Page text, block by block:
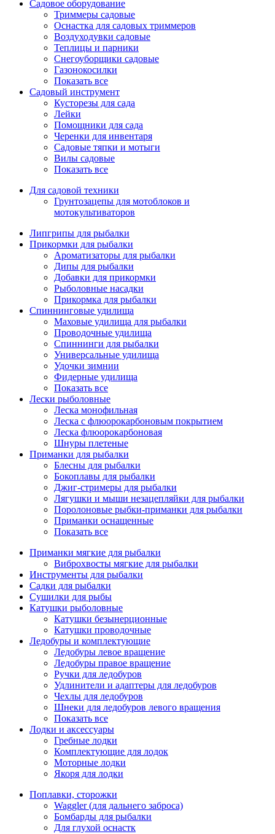
Садовое оборудование
Триммеры садовые
Оснастка для садовых триммеров
Воздуходувки садовые
Теплицы и парники
Снегоуборщики садовые
Газонокосилки
Показать все
Садовый инструмент
Кусторезы для сада
Лейки
Помощники для сада
Черенки для инвентаря
Садовые тяпки и мотыги
Вилы садовые
Показать все
Для садовой техники
Грунтозацепы для мотоблоков и
мотокультиваторов
Липгрипы для рыбалки
Прикормки для рыбалки
Ароматизаторы для рыбалки
Дипы для рыбалки
Добавки для прикормки
Рыболовные насадки
Прикормка для рыбалки
Спиннинговые удилища
Маховые удилища для рыбалки
Проводочные удилища
Спиннинги для рыбалки
Универсальные удилища
Удочки зимнии
Фидерные удилища
Показать все
Лески рыболовные
Леска монофильная
Леска с флюорокарбоновым покрытием
Леска флюорокарбоновая
Шнуры плетеные
Приманки для рыбалки
Блесны для рыбалки
Бокоплавы для рыбалки
Джиг-стримеры для рыбалки
Лягушки и мыши незацепляйки для рыбалки
Поролоновые рыбки-приманки для рыбалки
Приманки оснащенные
Показать все
Приманки мягкие для рыбалки
Виброхвосты мягкие для рыбалки
Инструменты для рыбалки
Садки для рыбалки
Сушилки для рыбы
Катушки рыболовные
Катушки безынерционные
Катушки проводочные
Ледобуры и комплектующие
Ледобуры левое вращение
Ледобуры правое вращение
Ручки для ледобуров
Удлинители и адаптеры для ледобуров
Чехлы для ледобуров
Шнеки для ледобуров левого вращения
Показать все
Лодки и аксессуары
Гребные лодки
Комплектующие для лодок
Моторные лодки
Якоря для лодки
Поплавки, сторожки
Waggler (для дальнего заброса)
Бомбарды для рыбалки
Для глухой оснастк